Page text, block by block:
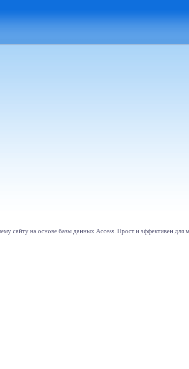
сайту на основе базы данных Access. Прост и эффективен для